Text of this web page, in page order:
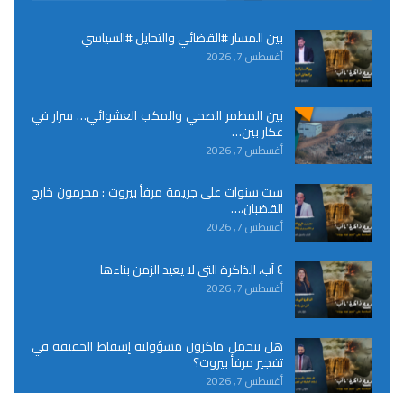
بين المسار #القضائي والتحايل #السياسي
أغسطس 7, 2026
بين المطمر الصحي والمكب العشوائي… سرار في
عكار بين…
أغسطس 7, 2026
ست سنوات على جريمة مرفأ بيروت : مجرمون خارج
القضبان،…
أغسطس 7, 2026
٤ آب، الذاكرة التي لا يعيد الزمن بناءها
أغسطس 7, 2026
هل يتحمل ماكرون مسؤولية إسقاط الحقيقة في
تفجير مرفأ بيروت؟
أغسطس 7, 2026